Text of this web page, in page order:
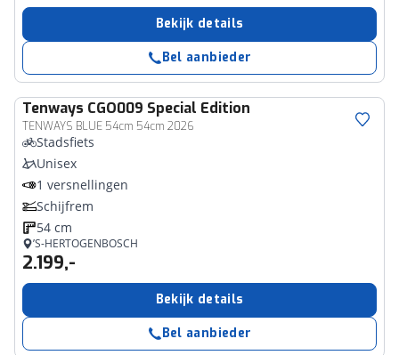
Bekijk details
Bel aanbieder
Tenways CGO009 Special Edition
TENWAYS BLUE 54cm 54cm 2026
Stadsfiets
Unisex
1 versnellingen
Schijfrem
54 cm
’S-HERTOGENBOSCH
2.199,-
Bekijk details
Bel aanbieder